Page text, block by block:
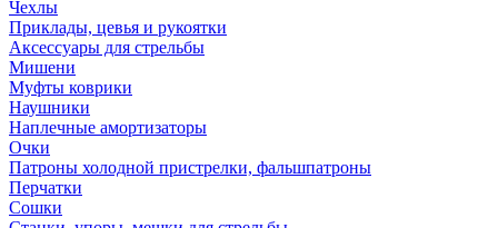
Чехлы
Приклады, цевья и рукоятки
Аксессуары для стрельбы
Мишени
Муфты коврики
Наушники
Наплечные амортизаторы
Очки
Патроны холодной пристрелки, фальшпатроны
Перчатки
Сошки